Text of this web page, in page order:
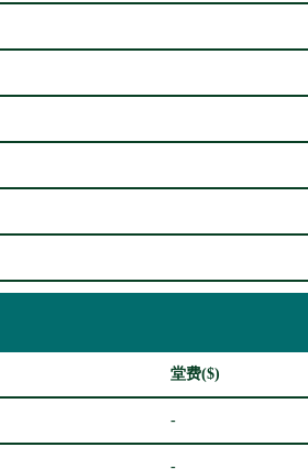
堂费($)
-